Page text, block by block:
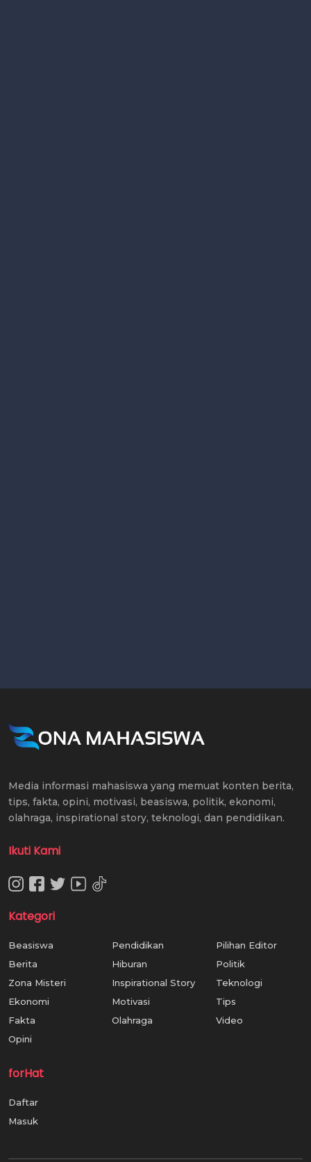
Media informasi mahasiswa yang memuat konten berita,
tips, fakta, opini, motivasi, beasiswa, politik, ekonomi,
olahraga, inspirational story, teknologi, dan pendidikan.
Ikuti Kami
Kategori
Beasiswa
Berita
Zona Misteri
Ekonomi
Fakta
Opini
Pendidikan
Hiburan
Inspirational Story
Motivasi
Olahraga
Pilihan Editor
Politik
Teknologi
Tips
Video
forHat
Daftar
Masuk